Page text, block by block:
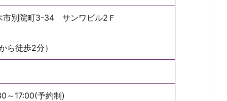
別院町3-34 サンワビル2Ｆ
ら徒歩2分）
～17:00(予約制)